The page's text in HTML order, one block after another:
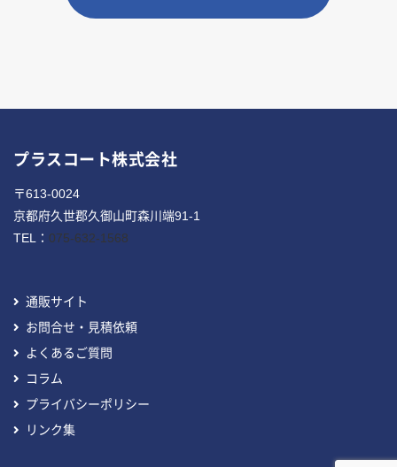
プラスコート株式会社
〒613-0024
京都府久世郡久御山町森川端91-1
TEL： 075-632-1568
通販サイト
お問合せ・見積依頼
よくあるご質問
コラム
プライバシーポリシー
リンク集